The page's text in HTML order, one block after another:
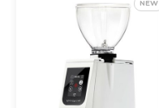
NEW